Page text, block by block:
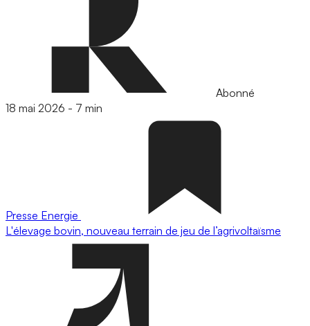
Abonné
18 mai 2026 - 7 min
Presse Energie
L'élevage bovin, nouveau terrain de jeu de l’agrivoltaïsme